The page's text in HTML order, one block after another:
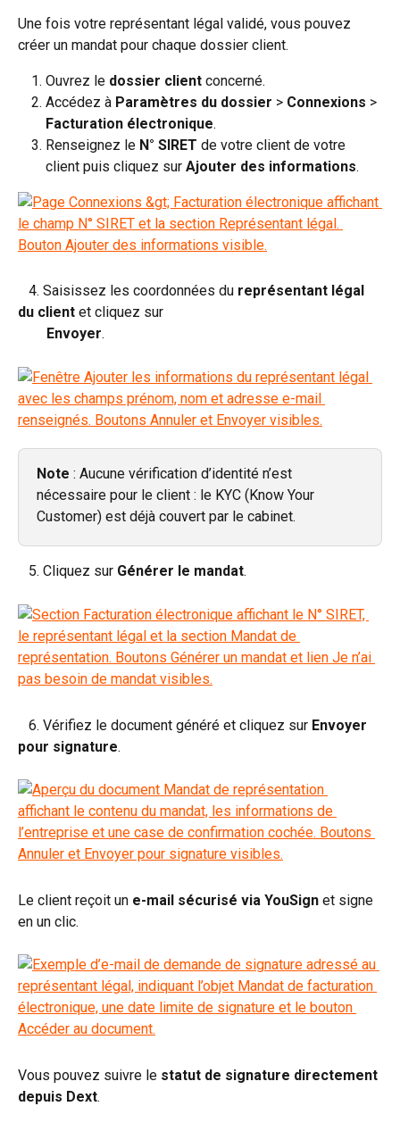
Une fois votre représentant légal validé, vous pouvez
créer un mandat pour chaque dossier client.
Ouvrez le dossier client concerné.
Accédez à Paramètres du dossier > Connexions >
Facturation électronique.
Renseignez le N° SIRET de votre client de votre
client puis cliquez sur Ajouter des informations.​
   4. Saisissez les coordonnées du
représentant légal
du client et cliquez sur
        Envoyer
.
Note : Aucune vérification d’identité n’est
nécessaire pour le client : le KYC (Know Your
Customer) est déjà couvert par le cabinet. ​
   5. Cliquez sur
Générer le mandat.
   6. Vérifiez le document généré et cliquez sur
Envoyer
pour signature.
Le client reçoit un e-mail sécurisé via YouSign et signe
en un clic.
Vous pouvez suivre le statut de signature directement
depuis Dext.